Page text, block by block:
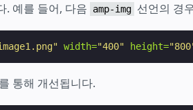
. 예를 들어, 다음
amp-img 선언의 경
width="400" height=
통해 개선됩니다.